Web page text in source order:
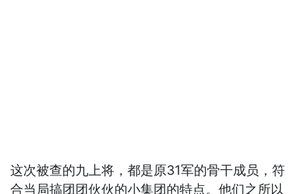
这次被查的九上将，都是原31军的骨干成员，符
合当局搞团团伙伙的小集团的特点。他们之所以